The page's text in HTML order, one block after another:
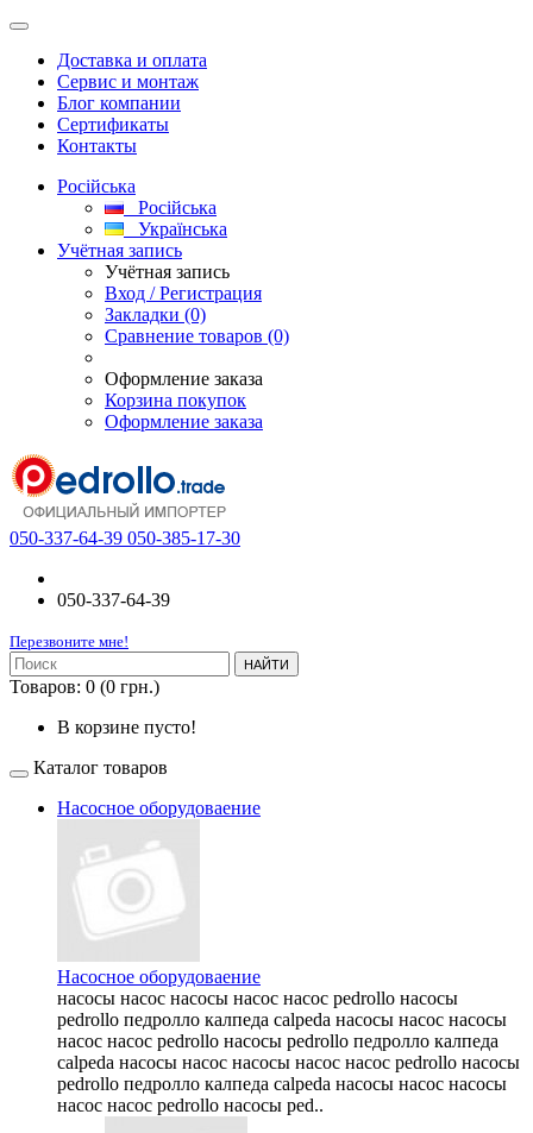
Доставка и оплата
Сервис и монтаж
Блог компании
Сертификаты
Контакты
Російська
Російська
Українська
Учётная запись
Учётная запись
Вход / Регистрация
Закладки (0)
Сравнение товаров (0)
Оформление заказа
Корзина покупок
Оформление заказа
050-337-64-39 050-385-17-30
050-337-64-39
Перезвоните мне!
НАЙТИ
Товаров: 0 (0 грн.)
В корзине пусто!
Каталог товаров
Насосное оборудоваение
Насосное оборудоваение
насосы насос насосы насос насос pedrollo насосы
pedrollo педролло калпеда calpeda насосы насос насосы
насос насос pedrollo насосы pedrollo педролло калпеда
calpeda насосы насос насосы насос насос pedrollo насосы
pedrollo педролло калпеда calpeda насосы насос насосы
насос насос pedrollo насосы ped..